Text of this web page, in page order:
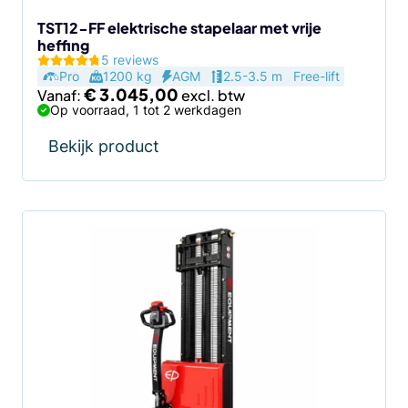
TST12-FF elektrische stapelaar met vrije
heffing
5 reviews
Pro
1200 kg AGM 2.5-3.5 m Free-lift
Vanaf:€3.045,00
Op voorraad, 1 tot 2 werkdagen
Bekijk product
de
productpagina